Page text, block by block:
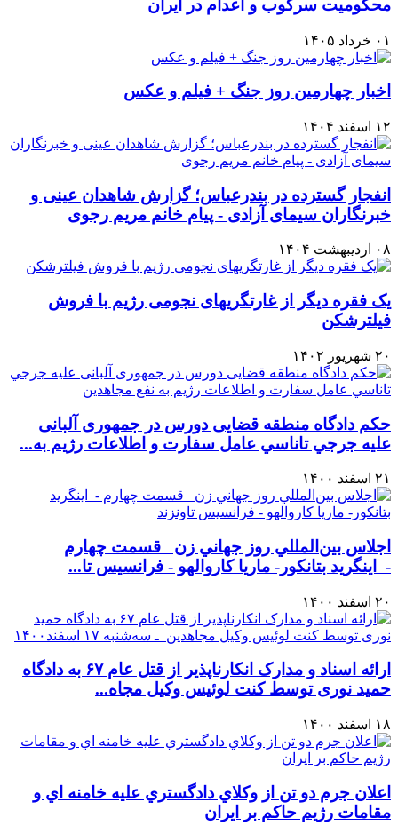
محکومیت سرکوب و اعدام در ایران
۰۱ خرداد ۱۴۰۵
اخبار چهارمین روز جنگ + فیلم و عکس
۱۲ اسفند ۱۴۰۴
انفجار گسترده در بندرعباس؛ گزارش شاهدان عینی و
خبرنگاران سیمای آزادی - پیام خانم مریم رجوی
۰۸ اردیبهشت ۱۴۰۴
یک فقره دیگر از غارتگریهای نجومی رژیم با فروش
فیلترشکن
۲۰ شهریور ۱۴۰۲
حکم دادگاه منطقه قضایی دورس در جمهوری آلبانی
عليه جرجي تاناسي عامل سفارت و اطلاعات رژيم به...
۲۱ اسفند ۱۴۰۰
اجلاس بين‌المللي روز جهاني زن قسمت چهارم
- اینگرید بتانکور- ماریا کاروالهو - فرانسیس تا...
۲۰ اسفند ۱۴۰۰
ارائه اسناد و مدارک انکارناپذير از قتل عام ۶۷ به دادگاه
حمید نوری توسط کنت لوئيس وکيل مجاه...
۱۸ اسفند ۱۴۰۰
اعلان جرم دو تن از وكلاي دادگستري عليه خامنه اي و
مقامات رژيم حاكم بر ايران